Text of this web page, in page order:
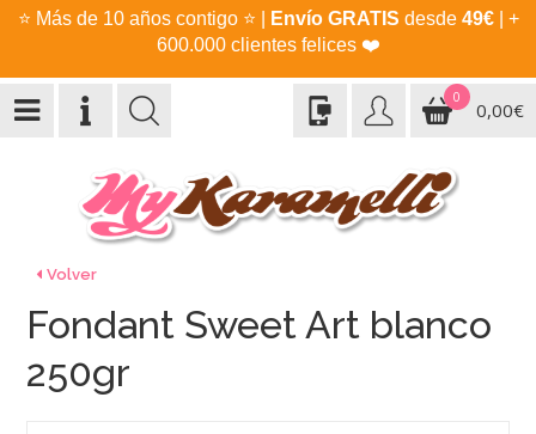
⭐ Más de 10 años contigo ⭐ Envío GRATIS desde 49€| +
600.000 clientes felices ❤️
0
0,00€
Volver
Fondant Sweet Art blanco
250gr